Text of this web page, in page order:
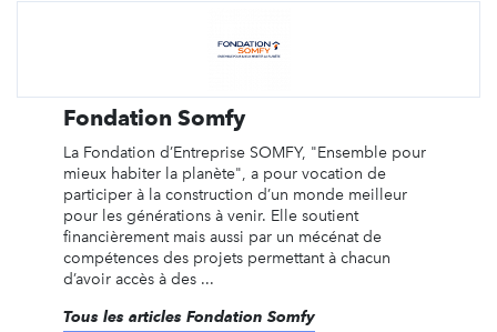
Fondation Somfy
La Fondation d’Entreprise SOMFY, "Ensemble pour
mieux habiter la planète", a pour vocation de
participer à la construction d’un monde meilleur
pour les générations à venir. Elle soutient
financièrement mais aussi par un mécénat de
compétences des projets permettant à chacun
d’avoir accès à des ...
Tous les articles Fondation Somfy